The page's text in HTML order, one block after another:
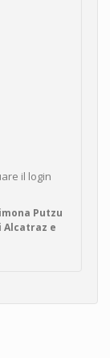
il login
Putzu
Alcatraz e